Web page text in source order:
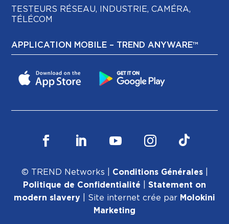
TESTEURS RÉSEAU, INDUSTRIE, CAMÉRA,
TÉLÉCOM
APPLICATION MOBILE – TREND ANYWARE™
© TREND Networks | Conditions Générales|
Politique de Confidentialité
Statement on
modern slavery | Site internet crée par Molokini
Marketing